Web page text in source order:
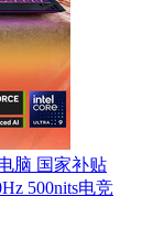
脑 国家补贴
500nits电竞